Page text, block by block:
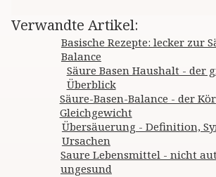
Verwandte Artikel:
Basische Rezepte: lecker zur
Balance
Säure Basen Haushalt - der
Überblick
Säure-Basen-Balance - der
Gleichgewicht
Übersäuerung - Definition,
Ursachen
Saure Lebensmittel - nicht
ungesund